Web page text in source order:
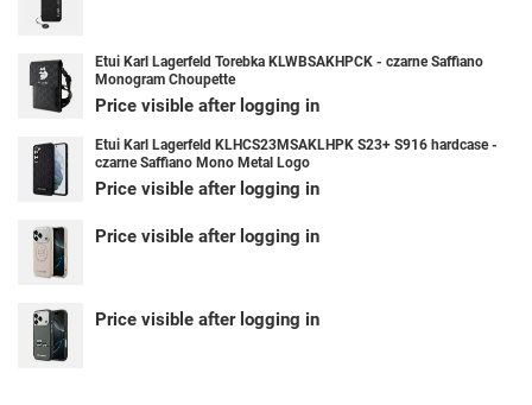
Etui Karl Lagerfeld Torebka KLWBSAKHPCK - czarne Saffiano
Monogram Choupette
Price visible after logging in
Etui Karl Lagerfeld KLHCS23MSAKLHPK S23+ S916 hardcase -
czarne Saffiano Mono Metal Logo
Price visible after logging in
Price visible after logging in
Price visible after logging in